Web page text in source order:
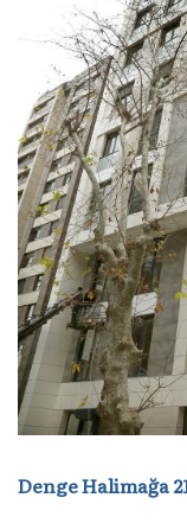
Denge Halimağa